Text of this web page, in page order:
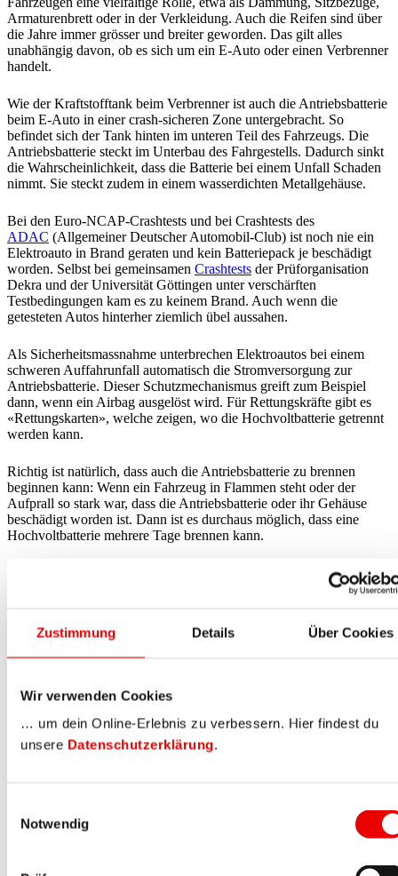
Zustimmung Details Über Cookies
Wir verwenden Cookies
… um dein Online-Erlebnis zu verbessern. Hier findest du
unsere Datenschutzerklärung.
Notwendig
Armaturenbrett oder in der Verkleidung. Auch die Reifen sind über
die Jahre immer grösser und breiter geworden. Das gilt alles
unabhängig davon, ob es sich um ein E-Auto oder einen Verbrenner
handelt.
Wie der Kraftstofftank beim Verbrenner ist auch die Antriebsbatterie
beim E-Auto in einer crash-sicheren Zone untergebracht. So
befindet sich der Tank hinten im unteren Teil des Fahrzeugs. Die
Antriebsbatterie steckt im Unterbau des Fahrgestells. Dadurch sinkt
die Wahrscheinlichkeit, dass die Batterie bei einem Unfall Schaden
nimmt. Sie steckt zudem in einem wasserdichten Metallgehäuse.
Bei den Euro-NCAP-Crashtests und bei Crashtests des
ADAC (Allgemeiner Deutscher Automobil-Club) ist noch nie ein
Elektroauto in Brand geraten und kein Batteriepack je beschädigt
worden. Selbst bei gemeinsamen Crashtests der Prüforganisation
Dekra und der Universität Göttingen unter verschärften
Testbedingungen kam es zu keinem Brand. Auch wenn die
getesteten Autos hinterher ziemlich übel aussahen.
Als Sicherheitsmassnahme unterbrechen Elektroautos bei einem
schweren Auffahrunfall automatisch die Stromversorgung zur
Antriebsbatterie. Dieser Schutzmechanismus greift zum Beispiel
dann, wenn ein Airbag ausgelöst wird. Für Rettungskräfte gibt es
«Rettungskarten», welche zeigen, wo die Hochvoltbatterie getrennt
werden kann.
Richtig ist natürlich, dass auch die Antriebsbatterie zu brennen
beginnen kann: Wenn ein Fahrzeug in Flammen steht oder der
Aufprall so stark war, dass die Antriebsbatterie oder ihr Gehäuse
beschädigt worden ist. Dann ist es durchaus möglich, dass eine
Hochvoltbatterie mehrere Tage brennen kann.
Fakt ist aber auch: Die meisten Elektroautos auf Schweizer Strassen
sind noch recht jung. Die Brandgefahr steigt mit höherem Alter, da
regelmässige Wartung wichtig - wie bei einem Verbrennerauto auch.
Im Fall der Fälle gelten dieselben Verhaltensregeln wie bei
Verbrennern:
Sicherheitsabstand: Du solltest dich möglichst rasch
Sichern und alarmieren:
Vor allem ist es wichtig, die
Unfallstelle zu sichern und die Feuerwehr zu alarmieren.